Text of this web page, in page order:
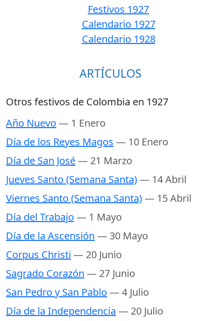
Festivos 1927
Calendario 1927
Calendario 1928
ARTÍCULOS
Otros festivos de Colombia en 1927
Año Nuevo — 1 Enero
Día de los Reyes Magos — 10 Enero
Día de San José— 21 Marzo
Jueves Santo (Semana Santa)— 14 Abril
Viernes Santo (Semana Santa)— 15 Abril
Día del Trabajo — 1 Mayo
Día de la Ascensión — 30 Mayo
Corpus Christi — 20 Junio
Sagrado Corazón — 27 Junio
San Pedro y San Pablo — 4 Julio
Día de la Independencia — 20 Julio